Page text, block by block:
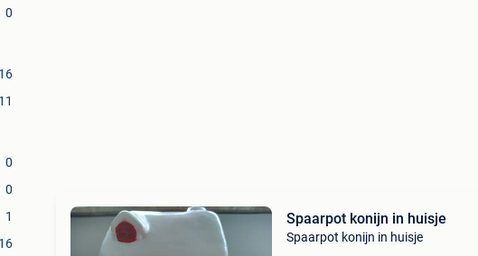
0
16
11
0
0
1
16
Spaarpot konijn in huisje
Spaarpot konijn in huisje